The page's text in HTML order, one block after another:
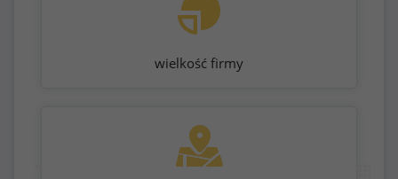
wielkość firmy